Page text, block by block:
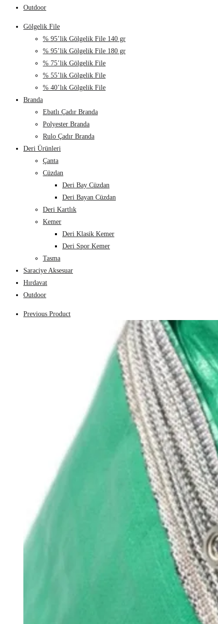
Outdoor
Gölgelik File
% 95’lik Gölgelik File 140 gr
% 95’lik Gölgelik File 180 gr
% 75’lik Gölgelik File
% 55’lik Gölgelik File
% 40’lık Gölgelik File
Branda
Ebatlı Çadır Branda
Polyester Branda
Rulo Çadır Branda
Deri Ürünleri
Çanta
Cüzdan
Deri Bay Cüzdan
Deri Bayan Cüzdan
Deri Kartlık
Kemer
Deri Klasik Kemer
Deri Spor Kemer
Tasma
Saraciye Aksesuar
Hırdavat
Outdoor
Previous Product